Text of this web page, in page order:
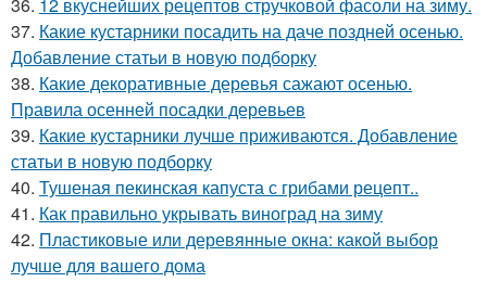
36. 12 вкуснейших рецептов стручковой фасоли на зиму.
37. Какие кустарники посадить на даче поздней осенью.
Добавление статьи в новую подборку
38. Какие декоративные деревья сажают осенью.
Правила осенней посадки деревьев
39. Какие кустарники лучше приживаются. Добавление
статьи в новую подборку
40. Тушеная пекинская капуста с грибами рецепт..
41. Как правильно укрывать виноград на зиму
42. Пластиковые или деревянные окна: какой выбор
лучше для вашего дома